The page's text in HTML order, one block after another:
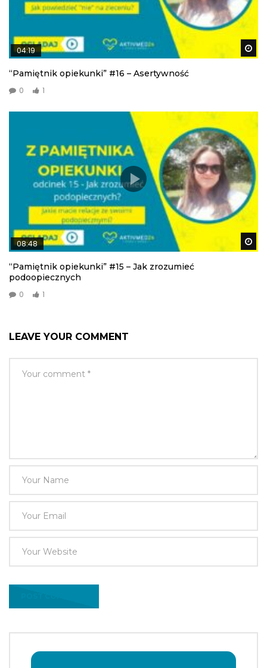
04:19
“Pamiętnik opiekunki” #16 – Asertywność
0 1
08:48
“Pamiętnik opiekunki” #15 – Jak zrozumieć
podoopiecznych
0 1
LEAVE YOUR COMMENT